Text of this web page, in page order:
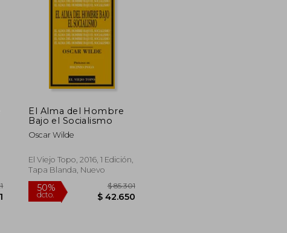
$ 18.000 dcto.
El Alma del Hombre
Bajo el Socialismo
Oscar Wilde
El Viejo Topo, 2016, 1 Edición,
Tapa Blanda, Nuevo